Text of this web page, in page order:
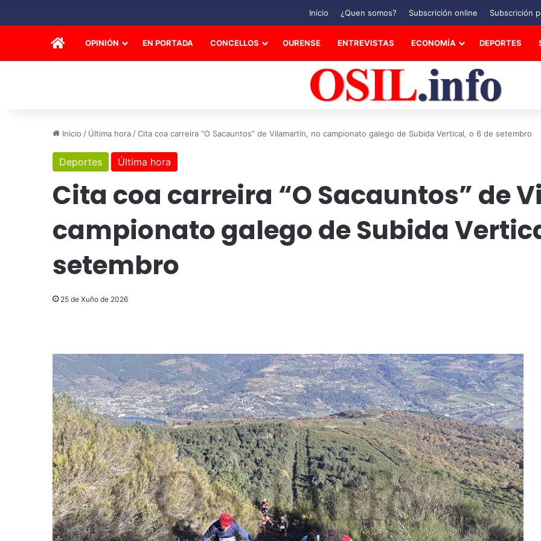
Inicio ¿Quen somos? Subscrición online Subscrición
INICIOOPINIÓN EN PORTADA CONCELLOS OURENSE ENTREVISTAS ECONOMÍA DEPORTES
Inicio / Última hora /Cita coa carreira “O Sacauntos” de Vilamartín, no campionato galego de Subida Vertical, o 6 de setembro
Deportes Última hora
Cita coa carreira “O Sacauntos” de
campionato galego de Subida
setembro
25 de Xuño de 2026